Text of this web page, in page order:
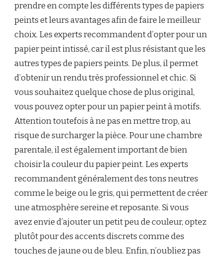
prendre en compte les différents types de papiers
peints et leurs avantages afin de faire le meilleur
choix. Les experts recommandent d’opter pour un
papier peint intissé, car il est plus résistant que les
autres types de papiers peints. De plus, il permet
d’obtenir un rendu très professionnel et chic. Si
vous souhaitez quelque chose de plus original,
vous pouvez opter pour un papier peint à motifs.
Attention toutefois à ne pas en mettre trop, au
risque de surcharger la pièce. Pour une chambre
parentale, il est également important de bien
choisir la couleur du papier peint. Les experts
recommandent généralement des tons neutres
comme le beige ou le gris, qui permettent de créer
une atmosphère sereine et reposante. Si vous
avez envie d’ajouter un petit peu de couleur, optez
plutôt pour des accents discrets comme des
touches de jaune ou de bleu. Enfin, n’oubliez pas